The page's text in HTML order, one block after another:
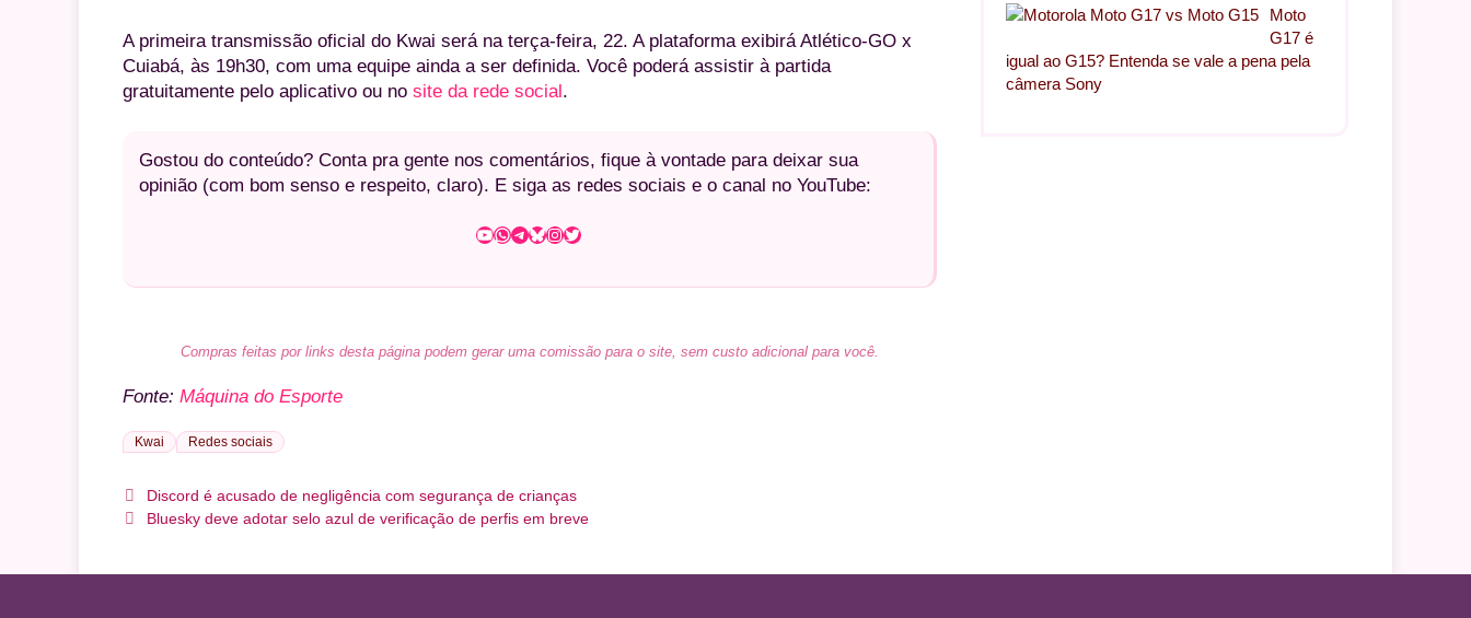
A primeira transmissão oficial do Kwai será na terça-feira, 22. A plataforma exibirá Atlético-GO x
Cuiabá, às 19h30, com uma equipe ainda a ser definida. Você poderá assistir à partida
gratuitamente pelo aplicativo ou no site da rede social.
Gostou do conteúdo? Conta pra gente nos comentários, fique à vontade para deixar sua
opinião (com bom senso e respeito, claro). E siga as redes sociais e o canal no YouTube:
Youtube WhatsApp TelegramBluesky InstagramTwitter
Compras feitas por links desta página podem gerar uma comissão para o site, sem custo adicional para você.
Fonte: Máquina do Esporte
Kwai Redes sociais
Discord é acusado de negligência com segurança de crianças
Bluesky deve adotar selo azul de verificação de perfis em breve
Moto
G17 é
igual ao G15? Entenda se vale a pena pela
câmera Sony